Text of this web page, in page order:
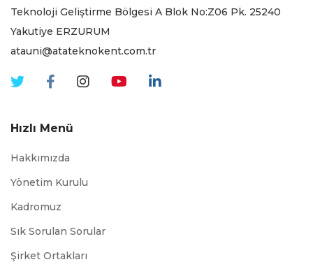
Teknoloji Geliştirme Bölgesi A Blok No:Z06 Pk. 25240
Yakutiye ERZURUM
atauni@atateknokent.com.tr
Hızlı Menü
Hakkımızda
Yönetim Kurulu
Kadromuz
Sık Sorulan Sorular
Şirket Ortakları